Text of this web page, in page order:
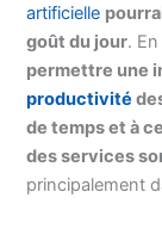
artificielle
goût du jour.
permettre une
productivité
de temps et à
des services
principalement